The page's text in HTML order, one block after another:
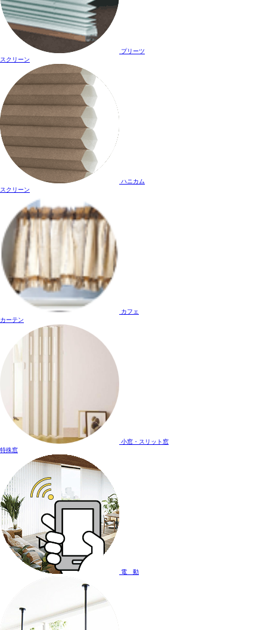
プリーツ
スクリーン
ハニカム
スクリーン
カフェ
カーテン
小窓・スリット窓
特殊窓
電 動